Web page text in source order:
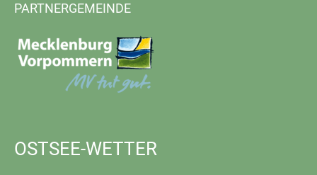
PARTNERGEMEINDE
OSTSEE-WETTER